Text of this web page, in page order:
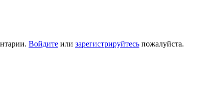
Войдите или зарегистрируйтесь пожалуйста.